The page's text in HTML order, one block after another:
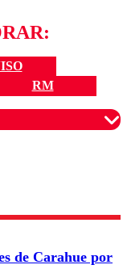
RM
garantizar un
de Carahue por